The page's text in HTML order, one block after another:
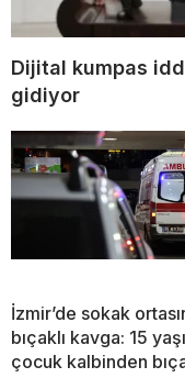
Dijital kumpas
gidiyor
İzmir’de sokak
bıçaklı kavga: 15
çocuk kalbinden